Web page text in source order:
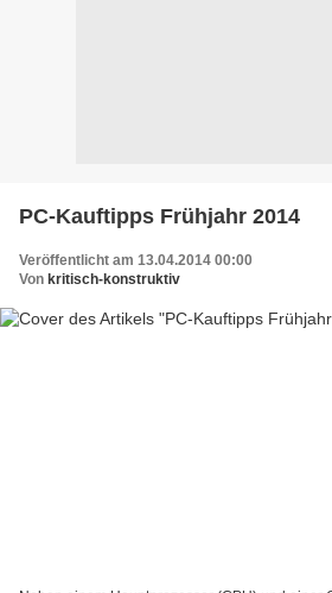
PC-Kauftipps Frühjahr 2014
Veröffentlicht am 13.04.2014 00:00
Von kritisch-konstruktiv